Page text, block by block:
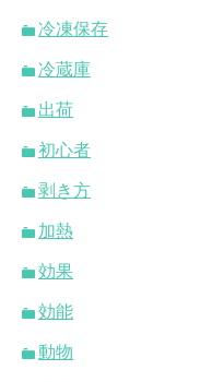
冷凍保存
冷蔵庫
出荷
初心者
剥き方
加熱
効果
効能
動物